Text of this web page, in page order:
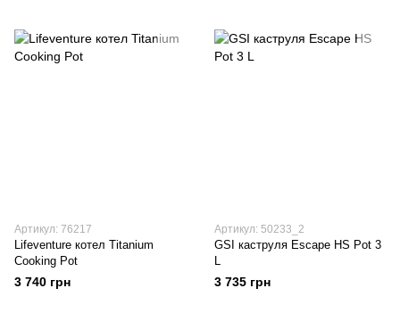
Артикул: 76217
Lifeventure котел Titanium
Cooking Pot
3 740 грн
Артикул: 50233_2
GSI каструля Escape HS Pot 3
L
3 735 грн